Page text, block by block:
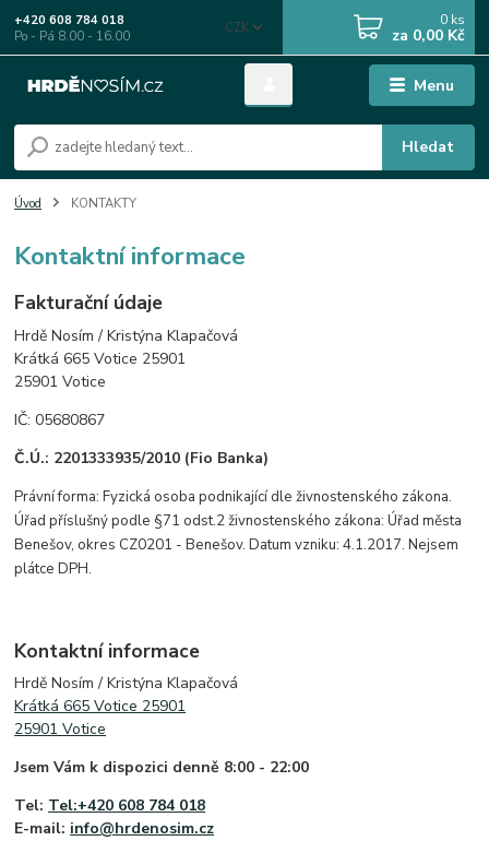
Menu
CZK
Hledat
+420 608 784 018
Po - Pá 8.00 - 16.00
0 ks
za 0,00 Kč
Úvod KONTAKTY
Kontaktní informace
Fakturační údaje
Hrdě Nosím / Kristýna Klapačová
Krátká 665 Votice 25901
25901 Votice
IČ: 05680867
Č.Ú.: 2201333935/2010 (Fio Banka)
Právní forma: Fyzická osoba podnikající dle živnostenského zákona.
Úřad příslušný podle §71 odst.2 živnostenského zákona: Úřad města
Benešov, okres CZ0201 - Benešov. Datum vzniku: 4.1.2017. Nejsem
plátce DPH.
Kontaktní informace
Hrdě Nosím / Kristýna Klapačová
Krátká 665 Votice 25901
25901 Votice
Jsem Vám k dispozici denně 8:00 - 22:00
Tel: Tel:+420 608 784 018
E-mail: info@hrdenosim.cz